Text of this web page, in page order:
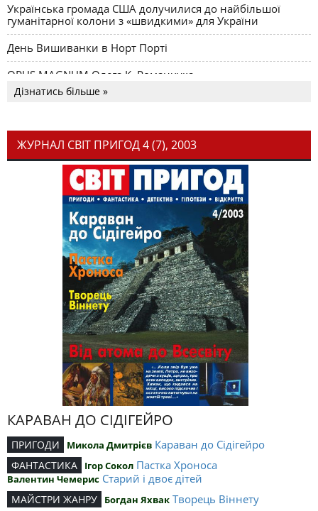
Українська громада США долучилися до найбільшої
гуманітарної колони з «швидкими» для України
День Вишиванки в Норт Порті
OPUS MAGNUM Олега К. Романчука
Дізнатись більше »
ЖУРНАЛ СВІТ ПРИГОД 4 (7), 2003
КАРАВАН ДО СІДІГЕЙРО
ПРИГОДИ Микола Дмитрієв Караван до Сідігейро
ФАНТАСТИКА Ігор Сокол Пастка Хроноса
Валентин Чемерис Старий і двоє дітей
МАЙСТРИ ЖАНРУ Богдан Яхвак Творець Віннету